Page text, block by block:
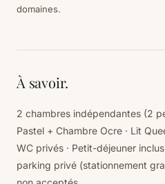
domaines.
À savoir.
2 chambres indépendantes (2
Pastel + Chambre Ocre · Lit
WC privés · Petit-déjeuner inclus
parking privé (stationnement